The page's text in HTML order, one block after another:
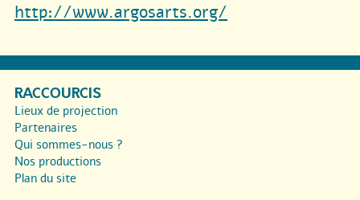
http://www.argosarts.org/
RACCOURCIS
Lieux de projection
Partenaires
Qui sommes-nous ?
Nos productions
Plan du site